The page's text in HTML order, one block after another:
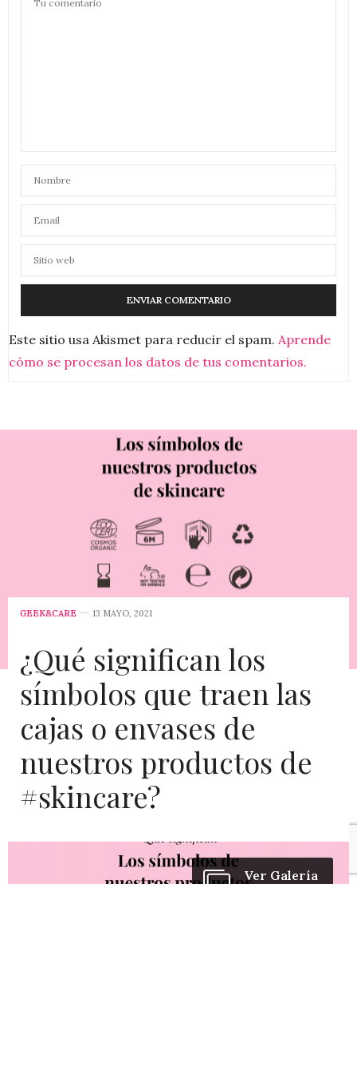
Este sitio usa Akismet para reducir el spam. Aprende
cómo se procesan los datos de tus comentarios.
GEEK&CARE 13 MAYO, 2021
¿Qué significan los
símbolos que traen las
cajas o envases de
nuestros productos de
#skincare?
Ver Galería